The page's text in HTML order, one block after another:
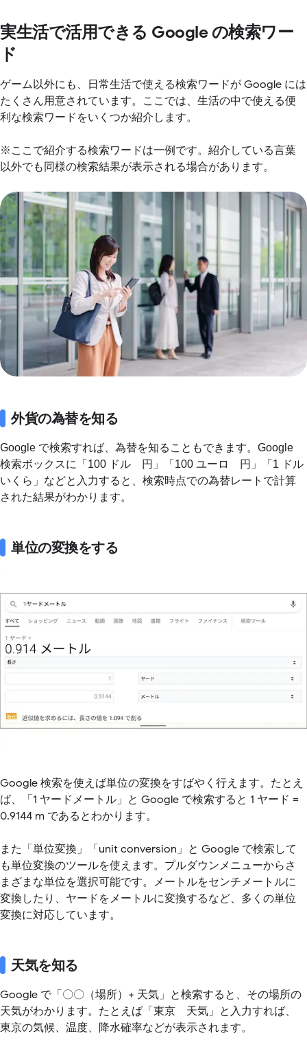
実生活で活用できる Google の検索ワー
ド
ゲーム以外にも、日常生活で使える検索ワードが Google には
たくさん用意されています。ここでは、生活の中で使える便
利な検索ワードをいくつか紹介します。
※ここで紹介する検索ワードは一例です。紹介している言葉
以外でも同様の検索結果が表示される場合があります。
外貨の為替を知る
Google で検索すれば、為替を知ることもできます。Google
検索ボックスに「100 ドル 円」「100 ユーロ 円」「1 ドル
いくら」などと入力すると、検索時点での為替レートで計算
された結果がわかります。
単位の変換をする
Google 検索を使えば単位の変換をすばやく行えます。たとえ
ば、「1 ヤードメートル」と Google で検索すると 1 ヤード =
0.9144 m であるとわかります。
また「単位変換」「unit conversion」と Google で検索して
も単位変換のツールを使えます。プルダウンメニューからさ
まざまな単位を選択可能です。メートルをセンチメートルに
変換したり、ヤードをメートルに変換するなど、多くの単位
変換に対応しています。
天気を知る
Google で「〇〇（場所）+ 天気」と検索すると、その場所の
天気がわかります。たとえば「東京 天気」と入力すれば、
東京の気候、温度、降水確率などが表示されます。